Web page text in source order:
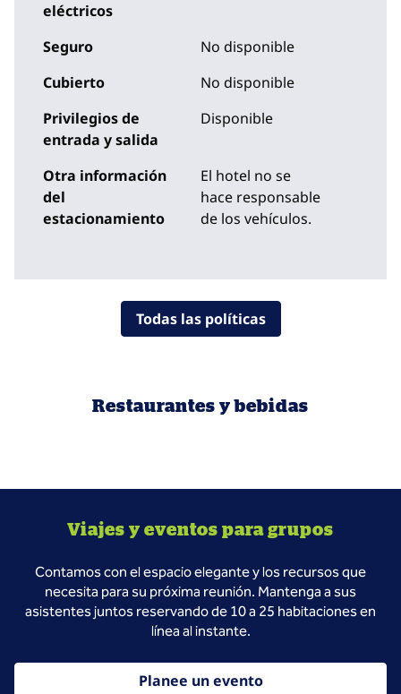
eléctricos
Seguro
No disponible
Cubierto
No disponible
Privilegios de
entrada y salida
Disponible
Otra información
del
estacionamiento
El hotel no se
hace responsable
de los vehículos.
Todas las políticas
Restaurantes y bebidas
Viajes y eventos para grupos
Contamos con el espacio elegante y los recursos que
necesita para su próxima reunión. Mantenga a sus
asistentes juntos reservando de 10 a 25 habitaciones en
línea al instante.
Planee un evento